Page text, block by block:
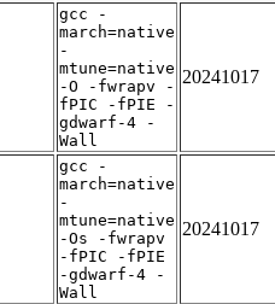
gcc -
march=native
-
mtune=native
-O -fwrapv -
fPIC -fPIE -
gdwarf-4 -
Wall
20241017
gcc -
march=native
-
mtune=native
-Os -fwrapv
-fPIC -fPIE
-gdwarf-4 -
Wall
20241017